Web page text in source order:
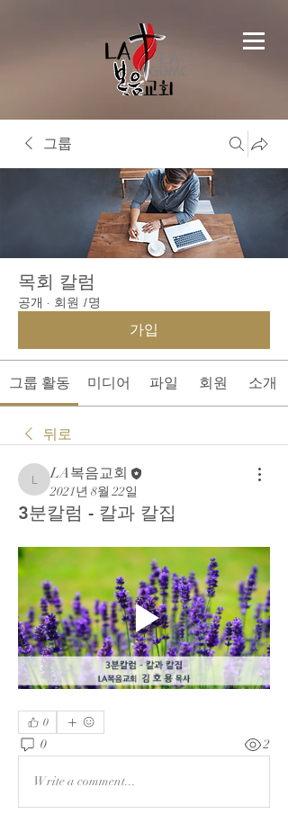
그룹
목회 칼럼
공개 · 회원 1명
가입
그룹 활동 미디어 파일 회원 소개
뒤로
LA복음교회
LA복음교회
2021년 8월 22일
3분칼럼 - 칼과 칼집
0
0 2
Write a comment...